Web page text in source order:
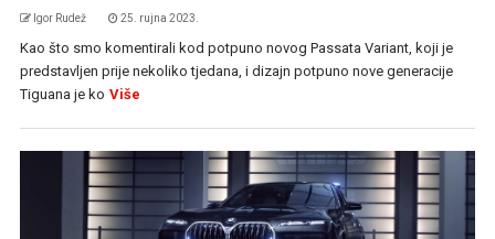
Igor Rudež 25. rujna 2023.
Kao što smo komentirali kod potpuno novog Passata Variant, koji je
predstavljen prije nekoliko tjedana, i dizajn potpuno nove generacije
Tiguana je ko Više